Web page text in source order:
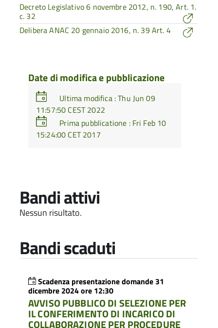
Decreto Legislativo 6 novembre 2012, n. 190, Art. 1.
c. 32
Delibera ANAC 20 gennaio 2016, n. 39 Art. 4
Date di modifica e pubblicazione
Ultima modifica : Thu Jun 09
11:57:50 CEST 2022
Prima pubblicatione : Fri Feb 10
15:24:00 CET 2017
Bandi attivi
Nessun risultato.
Bandi scaduti
Scadenza presentazione domande 31
dicembre 2024 ore 12:30
AVVISO PUBBLICO DI SELEZIONE PER
IL CONFERIMENTO DI INCARICO DI
COLLABORAZIONE PER PROCEDURE